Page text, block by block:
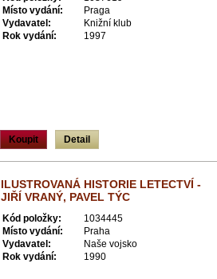
Místo vydání:
Praga
Vydavatel:
Knižní klub
Rok vydání:
1997
Koupit Detail
ILUSTROVANÁ HISTORIE LETECTVÍ -
JIŘÍ VRANÝ, PAVEL TÝC
Kód položky:
1034445
Místo vydání:
Praha
Vydavatel:
Naše vojsko
Rok vydání:
1990